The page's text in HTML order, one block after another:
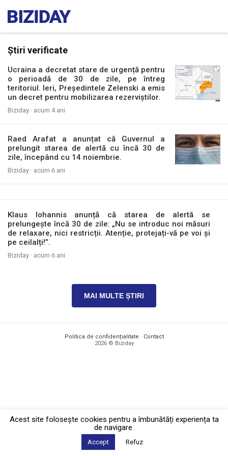
Știri verificate
Ucraina a decretat stare de urgență pentru
o perioadă de 30 de zile, pe întreg
teritoriul. Ieri, Președintele Zelenski a emis
un decret pentru mobilizarea rezerviștilor.
Biziday · acum 4 ani
Raed Arafat a anunțat că Guvernul a
prelungit starea de alertă cu încă 30 de
zile, începând cu 14 noiembrie.
Biziday · acum 6 ani
Klaus Iohannis anunță că starea de alertă se
prelungește încă 30 de zile: „Nu se introduc noi măsuri
de relaxare, nici restricții. Atenție, protejați-vă pe voi și
pe ceilalți!”.
Biziday · acum 6 ani
MAI MULTE ȘTIRI
Politica de confidențialitate · Contact
2026 © Biziday
Acest site foloseşte cookies pentru a îmbunătăți experiența ta
de navigare.
Accept Refuz